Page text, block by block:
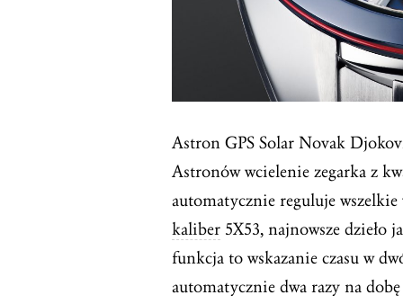
Astron GPS Solar Novak
Astronów wcielenie zegarka z
automatycznie reguluje
kaliber 5X53, najnowsze dzieło
funkcja to wskazanie czasu w
automatycznie dwa razy na